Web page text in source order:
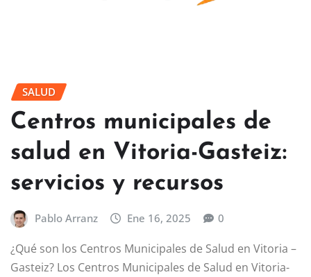
SALUD
Centros municipales de
salud en Vitoria-Gasteiz:
servicios y recursos
Pablo Arranz Ene 16, 2025 0
¿Qué son los Centros Municipales de Salud en Vitoria –
Gasteiz? Los Centros Municipales de Salud en Vitoria-